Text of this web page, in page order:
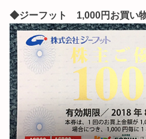
◆ジーフット 1,000円お買い物